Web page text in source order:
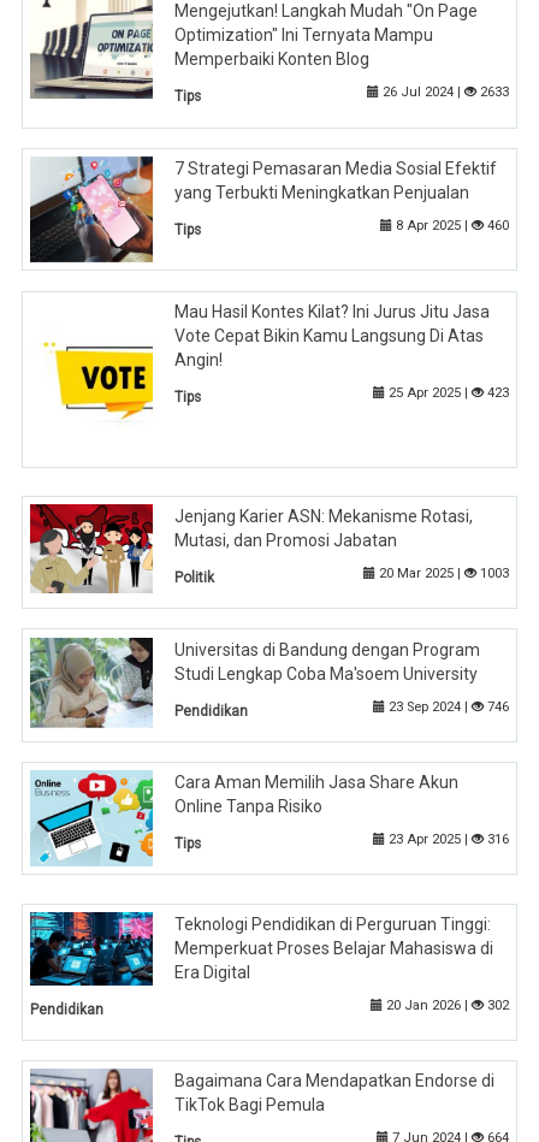
Mengejutkan! Langkah Mudah "On Page
Optimization" Ini Ternyata Mampu
Memperbaiki Konten Blog
Tips 26 Jul 2024 | 2633
7 Strategi Pemasaran Media Sosial Efektif
yang Terbukti Meningkatkan Penjualan
Tips 8 Apr 2025 | 460
Mau Hasil Kontes Kilat? Ini Jurus Jitu Jasa
Vote Cepat Bikin Kamu Langsung Di Atas
Angin!
Tips 25 Apr 2025 | 423
Jenjang Karier ASN: Mekanisme Rotasi,
Mutasi, dan Promosi Jabatan
Politik 20 Mar 2025 | 1003
Universitas di Bandung dengan Program
Studi Lengkap Coba Ma'soem University
Pendidikan 23 Sep 2024 | 746
Cara Aman Memilih Jasa Share Akun
Online Tanpa Risiko
Tips 23 Apr 2025 | 316
Teknologi Pendidikan di Perguruan Tinggi:
Memperkuat Proses Belajar Mahasiswa di
Era Digital
Pendidikan 20 Jan 2026 | 302
Bagaimana Cara Mendapatkan Endorse di
TikTok Bagi Pemula
7 Jun 2024 | 664